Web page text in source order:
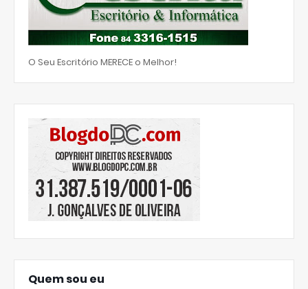
O Seu Escritório MERECE o Melhor!
Quem sou eu